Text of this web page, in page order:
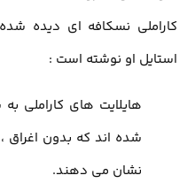
او نوشته است :
هایلایت های کاراملی به
شده اند که بدون اغراق ، چهره
نشان می دهند.